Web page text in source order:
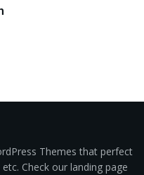
Themes that perfect
Check our landing page